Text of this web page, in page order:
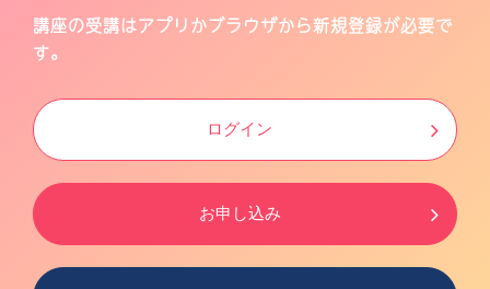
講座の受講はアプリかブラウザから新規登録が必要で
す。
ログイン
お申し込み